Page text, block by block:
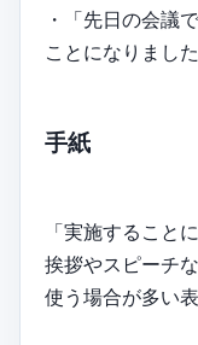
・「先日の会議
ことになりました
手紙
「実施すること
挨拶やスピーチ
使う場合が多い表